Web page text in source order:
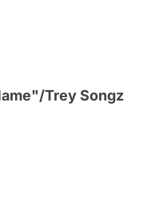
Trey Songz